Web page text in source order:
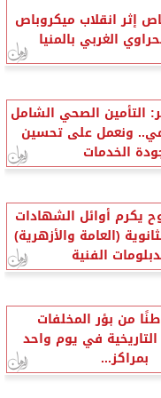
8 أشخاص إثر انقلاب ميكروباص
الغربي بالمنيا
التأمين الصحي الشامل
ونعمل على تحسين
الخدمات
يكرم أوائل الشهادات
(العامة والأزهرية)
الفنية
935 طنًا من بؤر المخلفات
التاريخية في يوم واحد
بمراكز...